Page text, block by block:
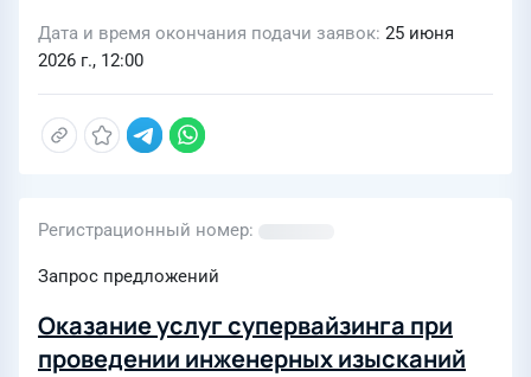
Дата и время окончания подачи заявок 25 июня
2026 г., 12:00
Регистрационный номер
Запрос предложений
Оказание услуг супервайзинга при
проведении инженерных изысканий